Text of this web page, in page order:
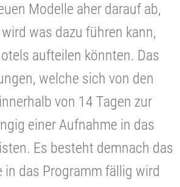
Modelle aher darauf ab,
was dazu führen kann,
aufteilen könnten. Das
welche sich von den
von 14 Tagen zur
einer Aufnahme in das
Es besteht demnach das
in das Programm fällig wird